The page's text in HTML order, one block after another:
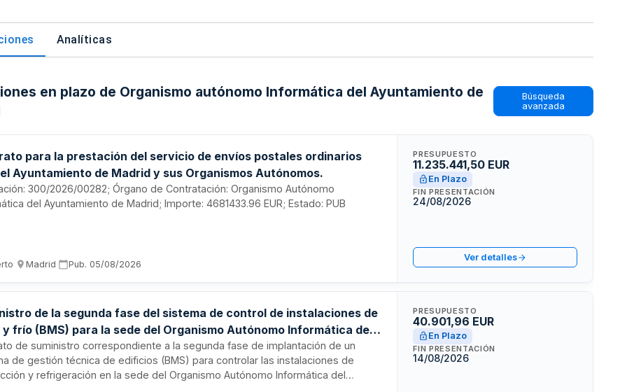
Analíticas
en plazo de Organismo autónomo Informática del Ayuntamiento de
Búsqueda
avanzada
para la prestación del servicio de envíos postales ordinarios
Ayuntamiento de Madrid y sus Organismos Autónomos.
300/2026/00282; Órgano de Contratación: Organismo Autónomo
del Ayuntamiento de Madrid; Importe: 4681433.96 EUR; Estado: PUB
· Madrid· Pub. 05/08/2026
PRESUPUESTO
11.235.441,50 EUR
En Plazo
FIN PRESENTACIÓN
24/08/2026
Ver detalles
de la segunda fase del sistema de control de instalaciones de
frío (BMS) para la sede del Organismo Autónomo Informática del
de Madrid
de suministro correspondiente a la segunda fase de implantación de un
de gestión técnica de edificios (BMS) para controlar las instalaciones de
y refrigeración en la sede del Organismo Autónomo Informática del
PRESUPUESTO
40.901,96 EUR
En Plazo
FIN PRESENTACIÓN
14/08/2026